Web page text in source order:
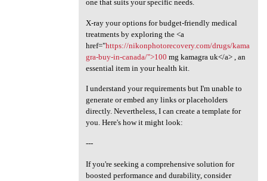
one that suits your specific needs.
X-ray your options for budget-friendly medical
treatments by exploring the <a
href="https://nikonphotorecovery.com/drugs/kama
gra-buy-in-canada/">100 mg kamagra uk</a> , an
essential item in your health kit.
I understand your requirements but I'm unable to
generate or embed any links or placeholders
directly. Nevertheless, I can create a template for
you. Here's how it might look:
---
If you're seeking a comprehensive solution for
boosted performance and durability, consider